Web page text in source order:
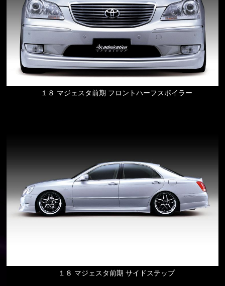
１８ マジェスタ前期 フロントハーフスポイラー
１８ マジェスタ前期 サイドステップ